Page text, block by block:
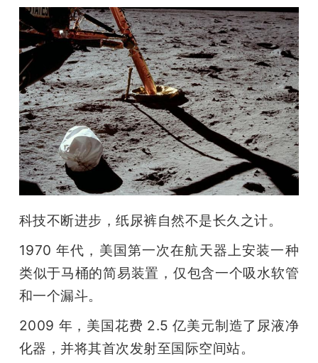
科技不断进步，纸尿裤自然不是长久之计。
1970 年代，美国第一次在航天器上安装一种
类似于马桶的简易装置，仅包含一个吸水软管
和一个漏斗。
2009 年，美国花费 2.5 亿美元制造了尿液净
化器，并将其首次发射至国际空间站。